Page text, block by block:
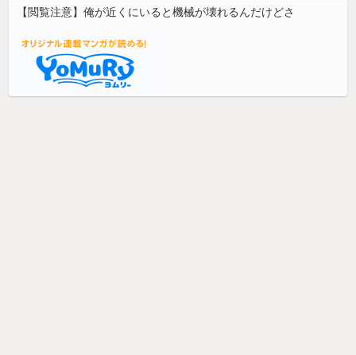
【閲覧注意】俺が近くにいると機械が壊れるんだけどさ